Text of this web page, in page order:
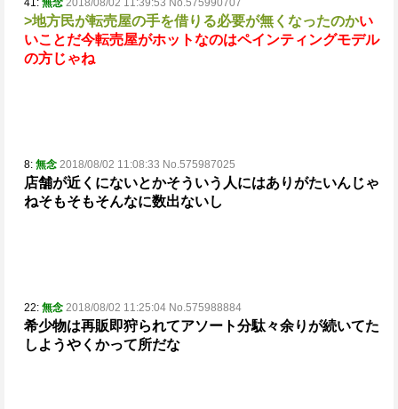
41: 無念 2018/08/02 11:39:53 No.575990707
>地方民が転売屋の手を借りる必要が無くなったのかい
いことだ今転売屋がホットなのはペインティングモデル
の方じゃね
8: 無念 2018/08/02 11:08:33 No.575987025
店舗が近くにないとかそういう人にはありがたいんじゃ
ねそもそもそんなに数出ないし
22: 無念 2018/08/02 11:25:04 No.575988884
希少物は再販即狩られてアソート分駄々余りが続いてた
し ようやくかって所だな